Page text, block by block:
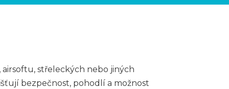
střeleckých nebo jiných
bezpečnost, pohodlí a možnost